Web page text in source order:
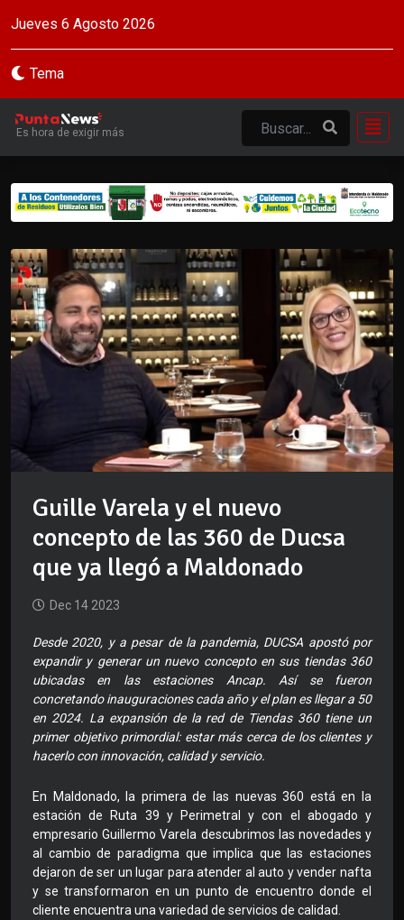
Jueves 6 Agosto 2026
Tema
Es hora de exigir más
Guille Varela y el nuevo
concepto de las 360 de Ducsa
que ya llegó a Maldonado
Dec 14 2023
Desde 2020, y a pesar de la pandemia, DUCSA apostó por
expandir y generar un nuevo concepto en sus tiendas 360
ubicadas en las estaciones Ancap. Así se fueron
concretando inauguraciones cada año y el plan es llegar a 50
en 2024. La expansión de la red de Tiendas 360 tiene un
primer objetivo primordial: estar más cerca de los clientes y
hacerlo con innovación, calidad y servicio.
En Maldonado, la primera de las nuevas 360 está en la
estación de Ruta 39 y Perimetral y con el abogado y
empresario Guillermo Varela descubrimos las novedades y
al cambio de paradigma que implica que las estaciones
dejaron de ser un lugar para atender al auto y vender nafta
y se transformaron en un punto de encuentro donde el
cliente encuentra una variedad de servicios de calidad.